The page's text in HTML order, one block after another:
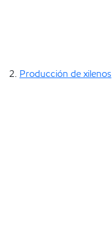
Producción de xilenos